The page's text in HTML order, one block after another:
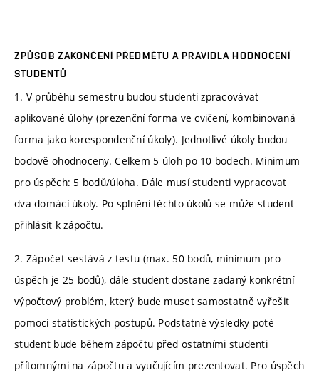
ZPŮSOB ZAKONČENÍ PŘEDMĚTU A PRAVIDLA HODNOCENÍ
STUDENTŮ
1. V průběhu semestru budou studenti zpracovávat
aplikované úlohy (prezenční forma ve cvičení, kombinovaná
forma jako korespondenční úkoly). Jednotlivé úkoly budou
bodově ohodnoceny. Celkem 5 úloh po 10 bodech. Minimum
pro úspěch: 5 bodů/úloha. Dále musí studenti vypracovat
dva domácí úkoly. Po splnění těchto úkolů se může student
přihlásit k zápočtu.
2. Zápočet sestává z testu (max. 50 bodů, minimum pro
úspěch je 25 bodů), dále student dostane zadaný konkrétní
výpočtový problém, který bude muset samostatně vyřešit
pomocí statistických postupů. Podstatné výsledky poté
student bude během zápočtu před ostatními studenti
přítomnými na zápočtu a vyučujícím prezentovat. Pro úspěch